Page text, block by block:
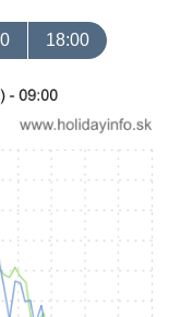
18:00